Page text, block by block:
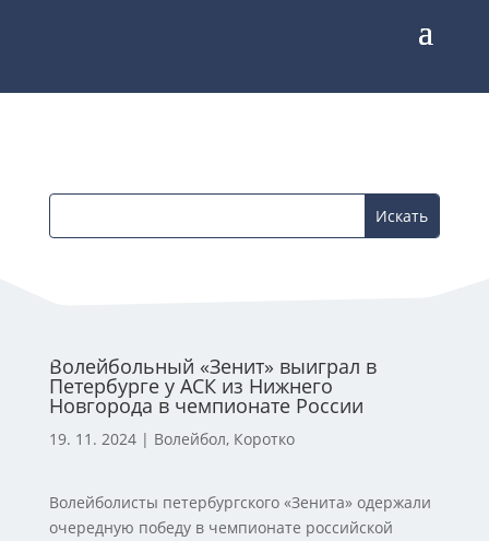
Волейбольный «Зенит» выиграл в
Петербурге у АСК из Нижнего
Новгорода в чемпионате России
19. 11. 2024| Волейбол, Коротко
Волейболисты петербургского «Зенита» одержали
очередную победу в чемпионате российской